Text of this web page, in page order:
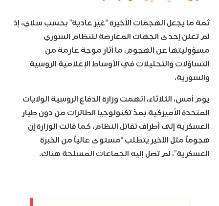
ثمة ما يجعل الهجمات الأخيرة “غير عادية” بحسب سلاي، إذ
لم تعلن إحدى الجهات المعارضة للنظام السوري
مسؤوليتها عن الهجوم، ما أثار موجة عارمة من
التساؤلات والتحليلات في الأوساط الإعلامية الروسية
والسورية.
يوم أمس، الثلاثاء، اتهمت وزارة الدفاع الروسية الولايات
المتحدة الأميركية بمدّ تكنولوجيا الطائرات من دون طيار
العسكرية إلى أطراف تقاتل النظام، كما قالت الوزارة إن
هجوماً مثل الأخير يتطلب “مستوى عالياً من الخبرة
العسكرية”، لم تصل إليه الجماعات المسلحة هناك.